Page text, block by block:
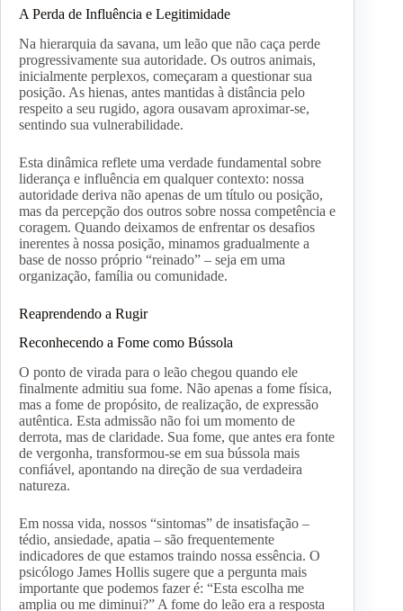
A Perda de Influência e Legitimidade
Na hierarquia da savana, um leão que não caça perde
progressivamente sua autoridade. Os outros animais,
inicialmente perplexos, começaram a questionar sua
posição. As hienas, antes mantidas à distância pelo
respeito a seu rugido, agora ousavam aproximar-se,
sentindo sua vulnerabilidade.
Esta dinâmica reflete uma verdade fundamental sobre
liderança e influência em qualquer contexto: nossa
autoridade deriva não apenas de um título ou posição,
mas da percepção dos outros sobre nossa competência e
coragem. Quando deixamos de enfrentar os desafios
inerentes à nossa posição, minamos gradualmente a
base de nosso próprio “reinado” – seja em uma
organização, família ou comunidade.
Reaprendendo a Rugir
Reconhecendo a Fome como Bússola
O ponto de virada para o leão chegou quando ele
finalmente admitiu sua fome. Não apenas a fome física,
mas a fome de propósito, de realização, de expressão
autêntica. Esta admissão não foi um momento de
derrota, mas de claridade. Sua fome, que antes era fonte
de vergonha, transformou-se em sua bússola mais
confiável, apontando na direção de sua verdadeira
natureza.
Em nossa vida, nossos “sintomas” de insatisfação –
tédio, ansiedade, apatia – são frequentemente
indicadores de que estamos traindo nossa essência. O
psicólogo James Hollis sugere que a pergunta mais
importante que podemos fazer é: “Esta escolha me
amplia ou me diminui?” A fome do leão era a resposta